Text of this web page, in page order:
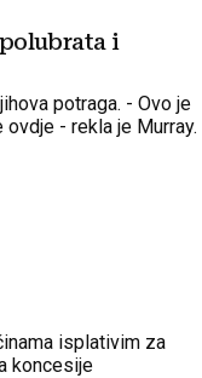
i
potraga. - Ovo je
ovdje - rekla je Murray.
isplativim za
koncesije